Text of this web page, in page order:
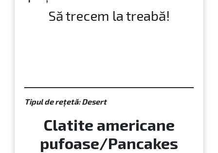
Să trecem la treabă!
Tipul de rețetă: Desert
Clatite americane
pufoase/Pancakes